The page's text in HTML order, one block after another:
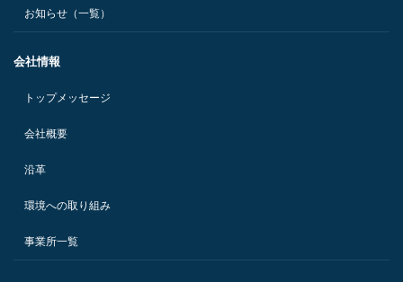
お知らせ（一覧）
会社情報
トップメッセージ
会社概要
沿革
環境への取り組み
事業所一覧